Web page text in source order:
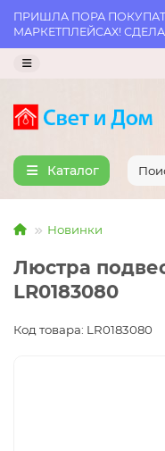
ПРИШЛА ПОРА
МАРКЕТПЛЕЙСАХ!
Каталог
Новинки
Люстра
LR0183080
Код товара: LR0183080